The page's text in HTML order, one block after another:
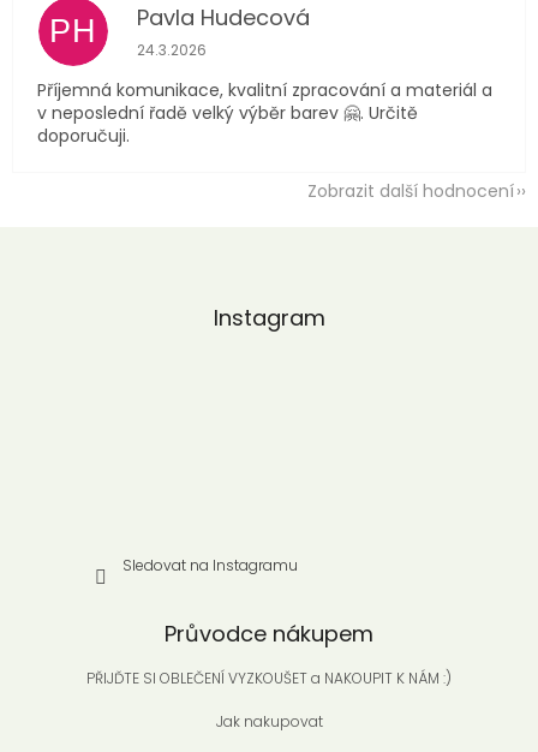
PH Pavla Hudecová
Hodnocení obchodu je 5 z 5 hvězdiček.
24.3.2026
Příjemná komunikace, kvalitní zpracování a materiál a
v neposlední řadě velký výběr barev 🤗. Určitě
doporučuji.
Zobrazit další hodnocení
Instagram
Sledovat na Instagramu
Průvodce nákupem
PŘIJĎTE SI OBLEČENÍ VYZKOUŠET a NAKOUPIT K NÁM :)
Jak nakupovat